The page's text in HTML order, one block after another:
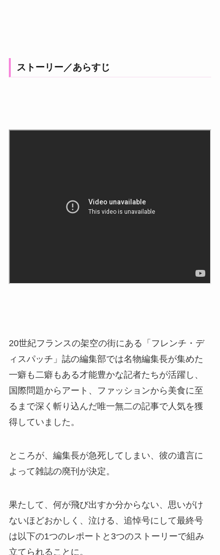
ストーリー／あらすじ
20世紀フランスの架空の街にある「フレンチ・デ
ィスパッチ」誌の編集部では名物編集長が集めた
一癖も二癖もある才能豊かな記者たちが活躍し、
国際問題からアート、ファッションから美食に至
るまで深く斬り込んだ唯一無二の記事で人気を獲
得していました。
ところが、編集長が急死してしまい、彼の遺言に
よって雑誌の廃刊が決定。
果たして、何が飛び出すか分からない、思いがけ
ないほどおかしく、泣ける、追悼号にして最終号
は以下の1つのレポートと3つのストーリーで組み
立てられることに。